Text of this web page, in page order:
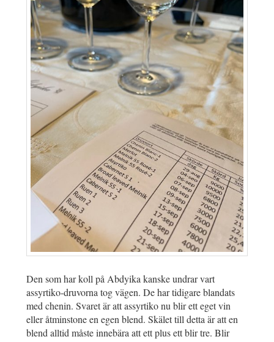
Den som har koll på Abdyika kanske undrar vart
assyrtiko-druvorna tog vägen. De har tidigare blandats
med chenin. Svaret är att assyrtiko nu blir ett eget vin
eller åtminstone en egen blend. Skälet till detta är att en
blend alltid måste innebära att ett plus ett blir tre. Blir